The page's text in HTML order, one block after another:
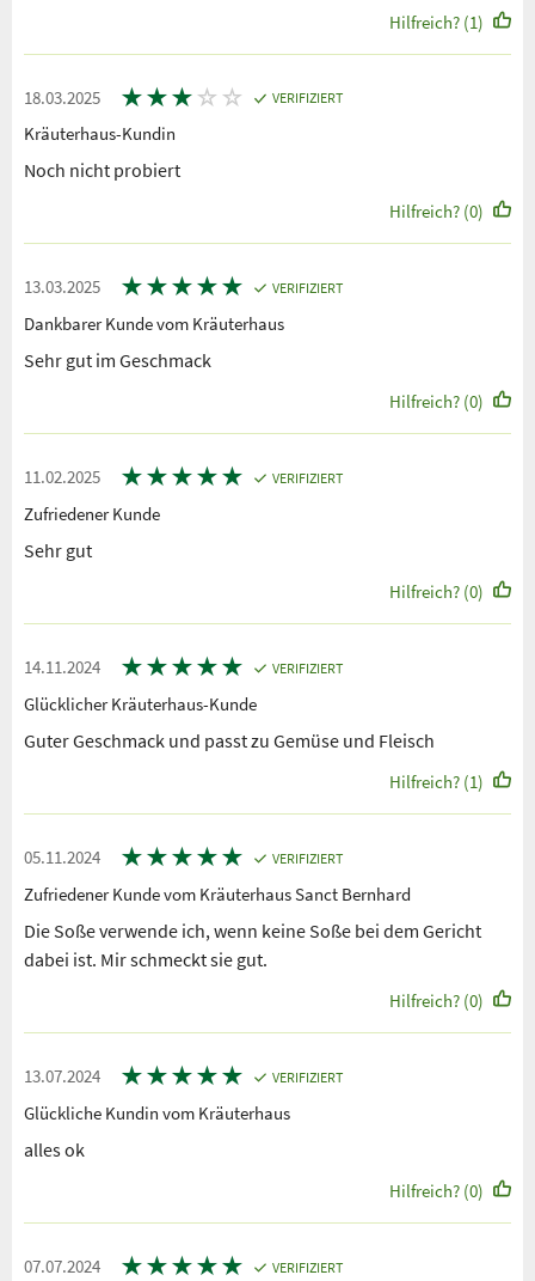
Hilfreich? (1)
18.03.2025 ★★★ ☆ ☆ VERIFIZIERT
Kräuterhaus-Kundin
Noch nicht probiert
Hilfreich? (0)
13.03.2025 ★★★★★ VERIFIZIERT
Dankbarer Kunde vom Kräuterhaus
Sehr gut im Geschmack
Hilfreich? (0)
11.02.2025 ★★★★★ VERIFIZIERT
Zufriedener Kunde
Sehr gut
Hilfreich? (0)
14.11.2024 ★★★★★ VERIFIZIERT
Glücklicher Kräuterhaus-Kunde
Guter Geschmack und passt zu Gemüse und Fleisch
Hilfreich? (1)
05.11.2024 ★★★★★ VERIFIZIERT
Zufriedener Kunde vom Kräuterhaus Sanct Bernhard
Die Soße verwende ich, wenn keine Soße bei dem Gericht
dabei ist. Mir schmeckt sie gut.
Hilfreich? (0)
13.07.2024 ★★★★★ VERIFIZIERT
Glückliche Kundin vom Kräuterhaus
alles ok
Hilfreich? (0)
07.07.2024 ★★★★★ VERIFIZIERT